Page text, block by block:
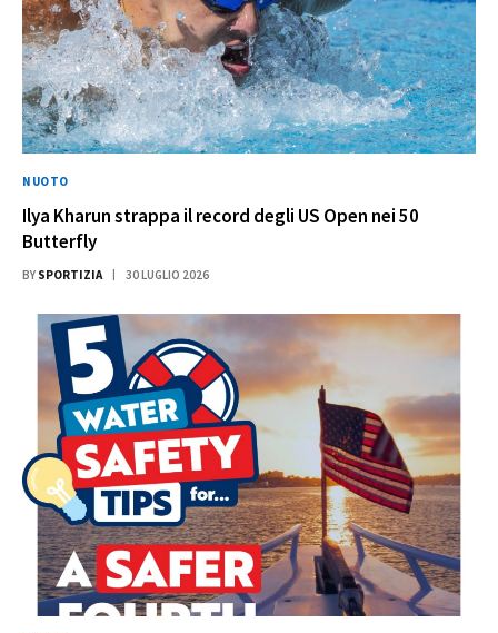
NUOTO
Ilya Kharun strappa il record degli US Open nei 50
Butterfly
BY SPORTIZIA 30 LUGLIO 2026